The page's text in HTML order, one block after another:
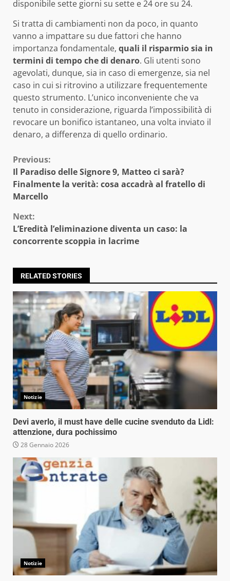
disponibile sette giorni su sette e 24 ore su 24.
Si tratta di cambiamenti non da poco, in quanto
vanno a impattare su due fattori che hanno
importanza fondamentale, quali il risparmio sia in
termini di tempo che di denaro. Gli utenti sono
agevolati, dunque, sia in caso di emergenze, sia nel
caso in cui si ritrovino a utilizzare frequentemente
questo strumento. L’unico inconveniente che va
tenuto in considerazione, riguarda l’impossibilità di
revocare un bonifico istantaneo, una volta inviato il
denaro, a differenza di quello ordinario.
Continue
Reading
Previous:
Il Paradiso delle Signore 9, Matteo ci sarà?
Finalmente la verità: cosa accadrà al fratello di
Marcello
Next:
L’Eredità l’eliminazione diventa un caso: la
concorrente scoppia in lacrime
RELATED STORIES
Notizie
Devi averlo, il must have delle cucine svenduto da Lidl:
attenzione, dura pochissimo
28 Gennaio 2026
Notizie